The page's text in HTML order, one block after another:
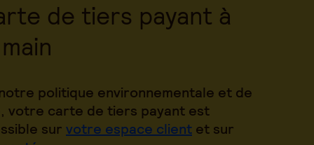
de tiers payant à
politique environnementale et de
votre carte de tiers payant est
sur votre espace client et sur